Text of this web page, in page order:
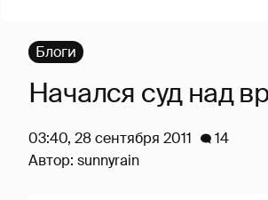
Блоги
Начался суд над
03:40, 28 сентября 2011
14
Автор: sunnyrain